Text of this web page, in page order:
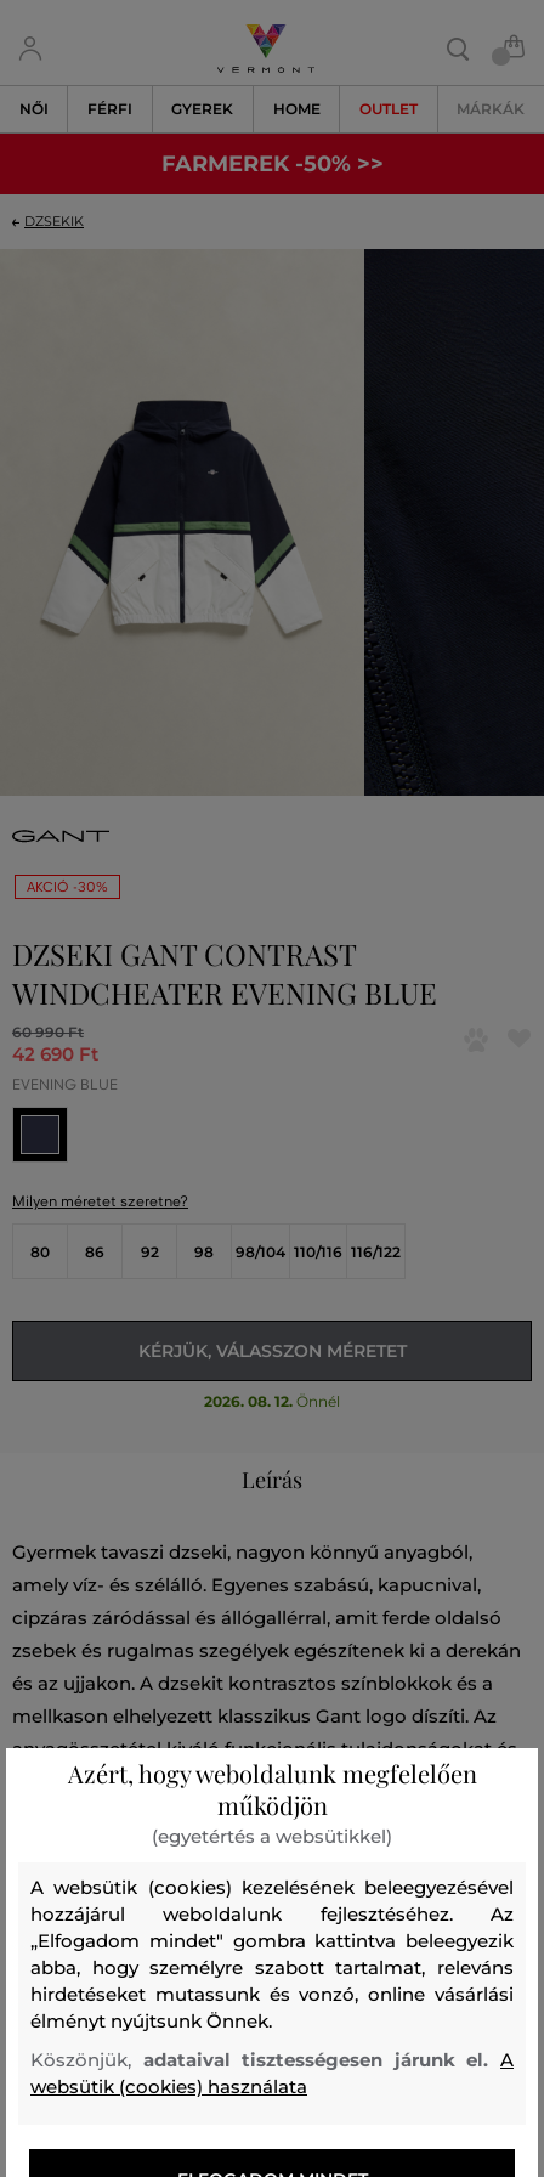
NŐI FÉRFI GYEREK HOME OUTLET MÁRKÁK
FARMEREK -50% >>
DZSEKIK
AKCIÓ -30%
DZSEKI GANT CONTRAST
WINDCHEATER EVENING BLUE
60 990 Ft
42 690 Ft
EVENING BLUE
Milyen méretet szeretne?
80 86 92 98 98/104 110/116 116/122
KÉRJÜK, VÁLASSZON MÉRETET
2026. 08. 12. Önnél
Leírás
Gyermek tavaszi dzseki, nagyon könnyű anyagból,
amely víz- és szélálló. Egyenes szabású, kapucnival,
cipzáras záródással és állógallérral, amit ferde oldalsó
zsebek és rugalmas szegélyek egészítenek ki a derekán
és az ujjakon. A dzsekit kontrasztos színblokkok és a
mellkason elhelyezett klasszikus Gant logo díszíti. Az
anyagösszetétel kiváló funkcionális tulajdonságokat és
rendkívül kellemes viseletet garantál. Nagyon ötletes és
praktikus darab, amely stílusosan kiegészíti a
mindennapi öltözéket.
Szezon: SS26 Termék kódja 812300095-326-GB-433
Összetétel
felső anyag
NEJLON
Azért, hogy weboldalunk megfelelően
működjön
(egyetértés a websütikkel)
A websütik (cookies) kezelésének beleegyezésével
hozzájárul weboldalunk fejlesztéséhez. Az
„Elfogadom mindet" gombra kattintva beleegyezik
abba, hogy személyre szabott tartalmat, releváns
hirdetéseket mutassunk és vonzó, online vásárlási
élményt nyújtsunk Önnek.
Köszönjük, adataival tisztességesen járunk el.A
websütik (cookies) használata